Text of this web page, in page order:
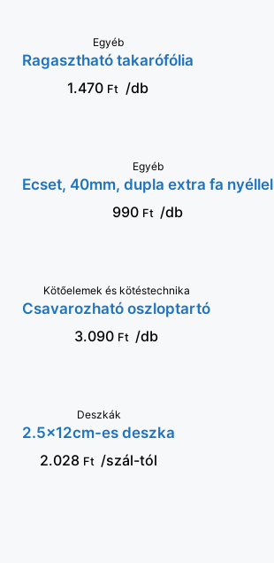
KOSÁRBA
Egyéb
Ragasztható takarófólia
1.470 Ft /db
KOSÁRBA
Egyéb
Ecset, 40mm, dupla extra fa nyéllel
990 Ft /db
VÁLASSZ OPCIÓT
Kötőelemek és kötéstechnika
Csavarozható oszloptartó
3.090 Ft /db
VÁLASSZ OPCIÓT
Deszkák
2.5x12cm-es deszka
2.028 Ft /szál-tól